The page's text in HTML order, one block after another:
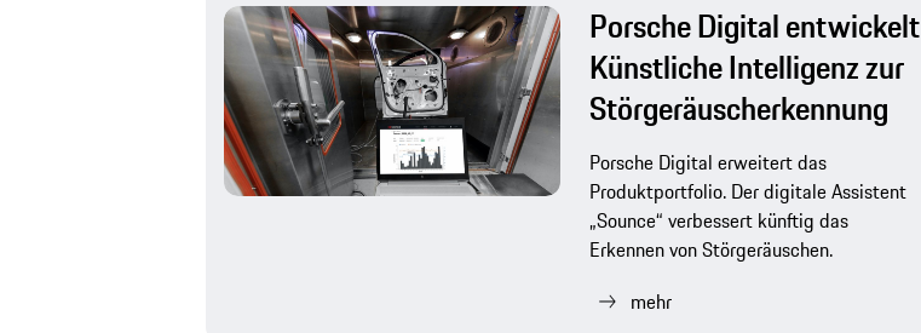
Porsche Digital entwickelt
Künstliche Intelligenz zur
Störgeräuscherkennung
Porsche Digital erweitert das
Produktportfolio. Der digitale Assistent
„Sounce“ verbessert künftig das
Erkennen von Störgeräuschen.
mehr